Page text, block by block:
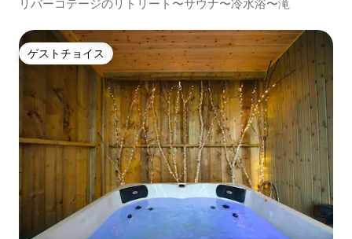
リバーコテージのリトリート〜サウナ〜冷水浴〜滝
ゲストチョイス
ゲストチョイス